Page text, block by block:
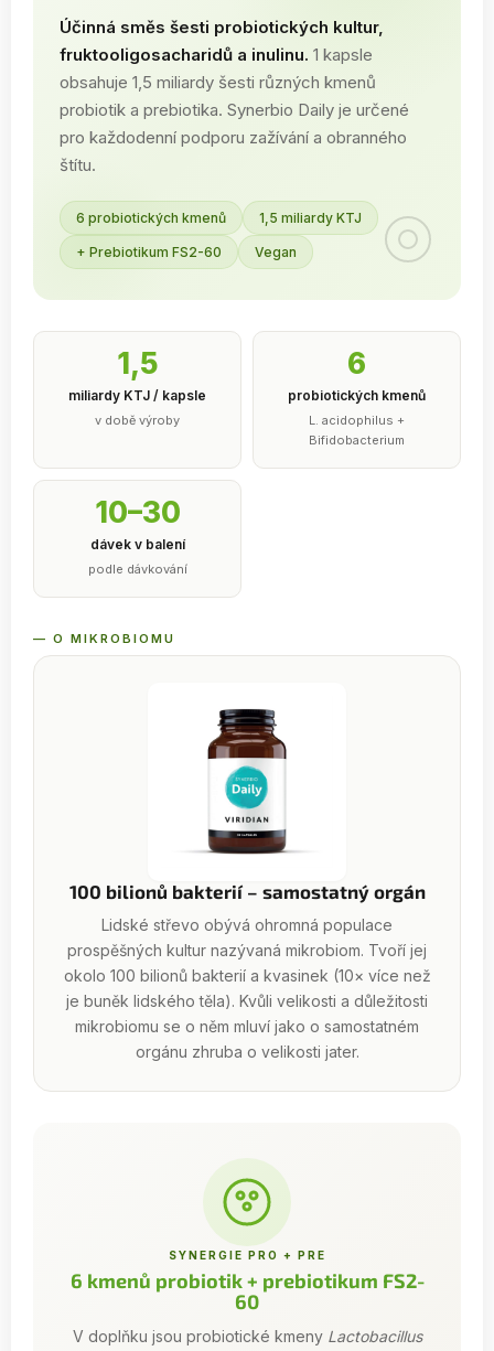
Účinná směs šesti probiotických kultur,
fruktooligosacharidů a inulinu. 1 kapsle
obsahuje 1,5 miliardy šesti různých kmenů
probiotik a prebiotika. Synerbio Daily je určené
pro každodenní podporu zažívání a obranného
štítu.
6 probiotických kmenů 1,5 miliardy KTJ
+ Prebiotikum FS2-60 Vegan
1,5
miliardy KTJ / kapsle
v době výroby
6
probiotických kmenů
L. acidophilus +
Bifidobacterium
10–30
dávek v balení
podle dávkování
— O MIKROBIOMU
100 bilionů bakterií – samostatný orgán
Lidské střevo obývá ohromná populace
prospěšných kultur nazývaná mikrobiom. Tvoří jej
okolo 100 bilionů bakterií a kvasinek (10× více než
je buněk lidského těla). Kvůli velikosti a důležitosti
mikrobiomu se o něm mluví jako o samostatném
orgánu zhruba o velikosti jater.
SYNERGIE PRO + PRE
6 kmenů probiotik + prebiotikum FS2-
60
V doplňku jsou probiotické kmeny Lactobacillus